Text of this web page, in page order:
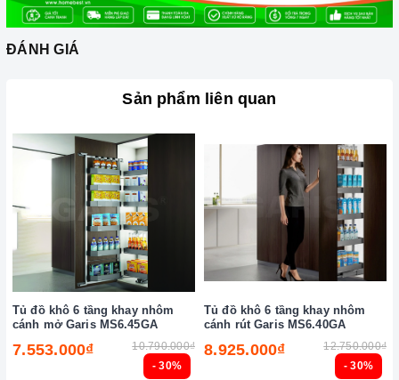
Ảnh minh họa
ĐÁNH GIÁ
Sản phẩm liên quan
- 30%
Tủ đồ khô 6 tầng khay nhôm
cánh mở Garis MS6.45GA
7.553.000₫ 10.790.000₫
- 30%
Tủ đồ khô 6 tầng khay nhôm
cánh rút Garis MS6.40GA
8.925.000₫ 12.750.000₫